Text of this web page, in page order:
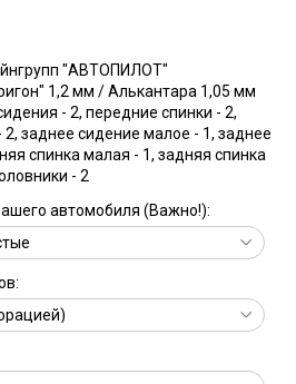
"АВТОПИЛОТ"
1,2 мм / Алькантара 1,05 мм
- 2, передние спинки - 2,
заднее сидение малое - 1, заднее
спинка малая - 1, задняя спинка
- 2
автомобиля (Важно!):